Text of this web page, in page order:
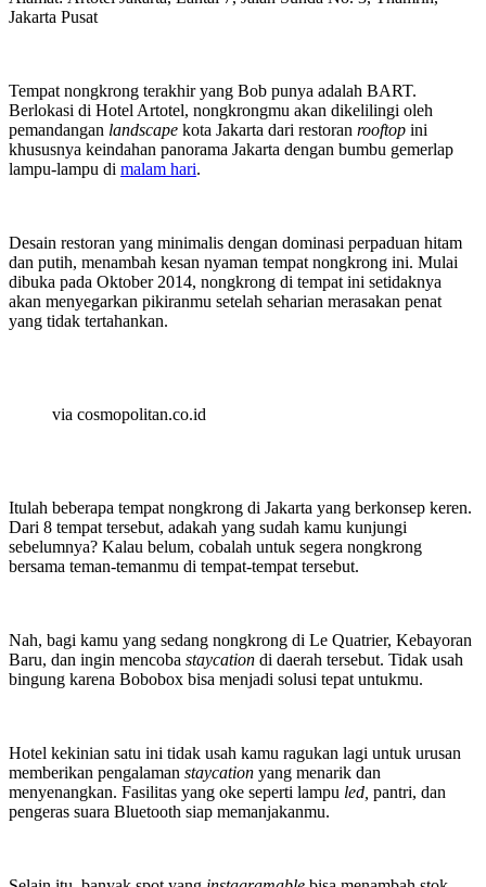
Jakarta Pusat
Tempat nongkrong terakhir yang Bob punya adalah BART.
Berlokasi di Hotel Artotel, nongkrongmu akan dikelilingi oleh
pemandangan landscape kota Jakarta dari restoran rooftop ini
khususnya keindahan panorama Jakarta dengan bumbu gemerlap
lampu-lampu di malam hari.
Desain restoran yang minimalis dengan dominasi perpaduan hitam
dan putih, menambah kesan nyaman tempat nongkrong ini. Mulai
dibuka pada Oktober 2014, nongkrong di tempat ini setidaknya
akan menyegarkan pikiranmu setelah seharian merasakan penat
yang tidak tertahankan.
via cosmopolitan.co.id
Itulah beberapa tempat nongkrong di Jakarta yang berkonsep keren.
Dari 8 tempat tersebut, adakah yang sudah kamu kunjungi
sebelumnya? Kalau belum, cobalah untuk segera nongkrong
bersama teman-temanmu di tempat-tempat tersebut.
Nah, bagi kamu yang sedang nongkrong di Le Quatrier, Kebayoran
Baru, dan ingin mencoba staycation di daerah tersebut. Tidak usah
bingung karena Bobobox bisa menjadi solusi tepat untukmu.
Hotel kekinian satu ini tidak usah kamu ragukan lagi untuk urusan
memberikan pengalaman staycation yang menarik dan
menyenangkan. Fasilitas yang oke seperti lampu led, pantri, dan
pengeras suara Bluetooth siap memanjakanmu.